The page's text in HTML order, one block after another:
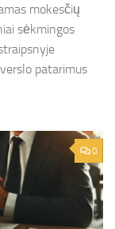
mokesčių
sėkmingos
patarimus
0